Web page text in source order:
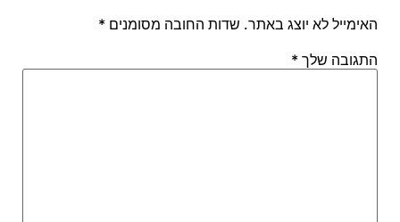
האימייל לא יוצג באתר. שדות החובה מסומנים *
התגובה שלך *